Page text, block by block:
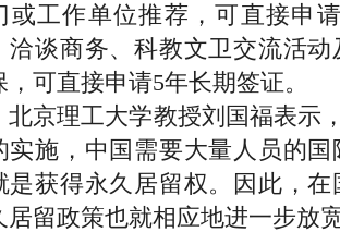
或工作单位推荐，可直接申
洽谈商务、科教文卫交流活
，可直接申请5年长期签证。
理工大学教授刘国福表示，
实施，中国需要大量人员的
是获得永久居留权。因此，
居留政策也就相应地进一步放